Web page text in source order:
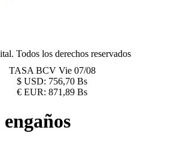
Todos los derechos reservados
TASA BCV Vie 07/08
$ USD: 756,70 Bs
€ EUR: 871,89 Bs
engaños